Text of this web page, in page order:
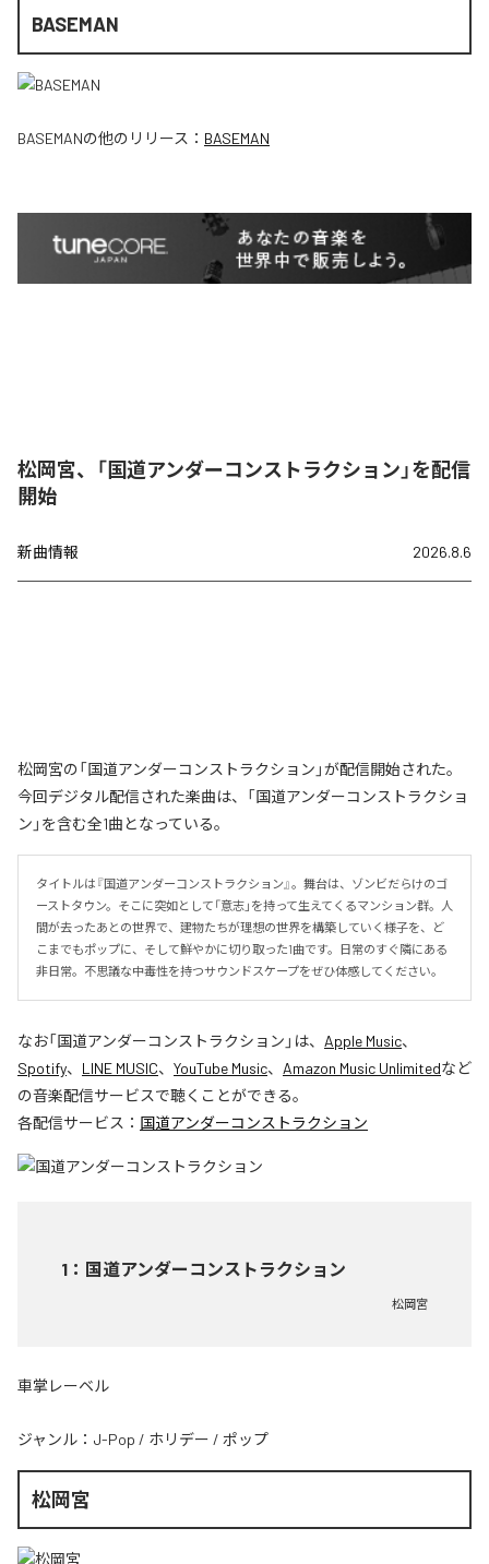
BASEMAN
BASEMANの他のリリース： BASEMAN
松岡宮、「国道アンダーコンストラクション」を配信
開始
新曲情報 2026.8.6
松岡宮の「国道アンダーコンストラクション」が配信開始された。
今回デジタル配信された楽曲は、「国道アンダーコンストラクショ
ン」を含む全1曲となっている。
タイトルは『国道アンダーコンストラクション』。舞台は、ゾンビだらけのゴ
ーストタウン。そこに突如として「意志」を持って生えてくるマンション群。人
間が去ったあとの世界で、建物たちが理想の世界を構築していく様子を、ど
こまでもポップに、そして鮮やかに切り取った1曲です。日常のすぐ隣にある
非日常。不思議な中毒性を持つサウンドスケープをぜひ体感してください。
なお「国道アンダーコンストラクション 」は、 Apple Music、
Spotify、 LINE MUSIC、 YouTube Music、 Amazon Music Unlimitedなど
の音楽配信サービスで聴くことができる。
各配信サービス： 国道アンダーコンストラクション
1 ： 国道アンダーコンストラクション
松岡宮
車掌レーベル
ジャンル： J-Pop / ホリデー / ポップ
松岡宮